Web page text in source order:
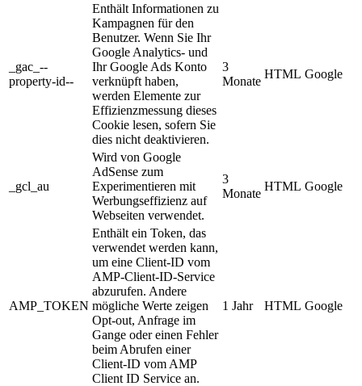
_gac_--
property-id--
Enthält Informationen zu
Kampagnen für den
Benutzer. Wenn Sie Ihr
Google Analytics- und
Ihr Google Ads Konto
verknüpft haben,
werden Elemente zur
Effizienzmessung dieses
Cookie lesen, sofern Sie
dies nicht deaktivieren.
3
Monate
HTML Google
_gcl_au
Wird von Google
AdSense zum
Experimentieren mit
Werbungseffizienz auf
Webseiten verwendet.
3
Monate
HTML Google
AMP_TOKEN
Enthält ein Token, das
verwendet werden kann,
um eine Client-ID vom
AMP-Client-ID-Service
abzurufen. Andere
mögliche Werte zeigen
Opt-out, Anfrage im
Gange oder einen Fehler
beim Abrufen einer
Client-ID vom AMP
Client ID Service an.
1 Jahr HTML Google